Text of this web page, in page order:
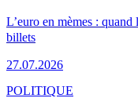
L’euro en mèmes :
billets
27.07.2026
POLITIQUE